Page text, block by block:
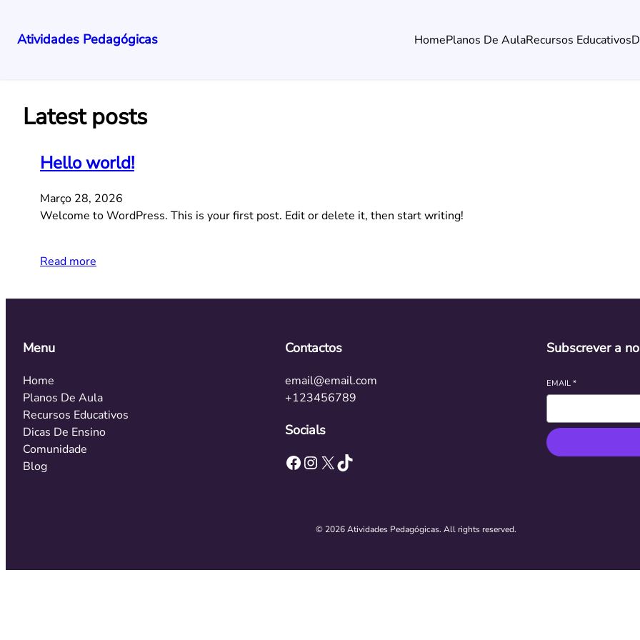
conteúdo
Atividades Pedagógicas HomePlanos De AulaRecursos Educativos
Latest posts
Hello world!
Março 28, 2026
Welcome to WordPress. This is your first post. Edit or delete it, then start writing!
Read more
Menu
Home
Planos De Aula
Recursos Educativos
Dicas De Ensino
Comunidade
Blog
Contactos
email@email.com
+123456789
Socials
Facebook Instagram X TikTok
Subscrever a
EMAIL*
© 2026 Atividades Pedagógicas. All rights reserved.